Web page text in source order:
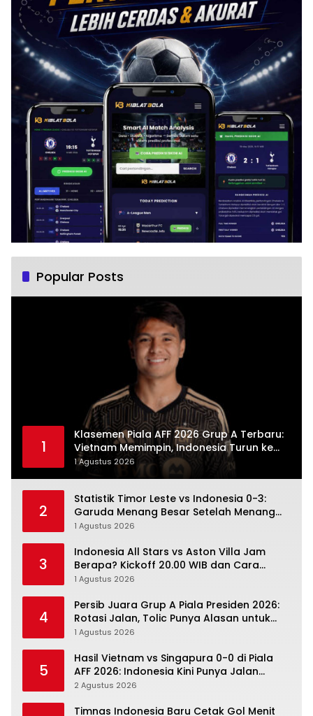
Popular Posts
1
Klasemen Piala AFF 2026 Grup A Terbaru:
Vietnam Memimpin, Indonesia Turun ke
Posisi Tiga
1 Agustus 2026
2
Statistik Timor Leste vs Indonesia 0-3:
Garuda Menang Besar Setelah Menang
Angka Lebih Dulu
1 Agustus 2026
3
Indonesia All Stars vs Aston Villa Jam
Berapa? Kickoff 20.00 WIB dan Cara
Nonton Resminya
1 Agustus 2026
4
Persib Juara Grup A Piala Presiden 2026:
Rotasi Jalan, Tolic Punya Alasan untuk
Percaya
1 Agustus 2026
5
Hasil Vietnam vs Singapura 0-0 di Piala
AFF 2026: Indonesia Kini Punya Jalan
Terbuka
2 Agustus 2026
Timnas Indonesia Baru Cetak Gol Menit